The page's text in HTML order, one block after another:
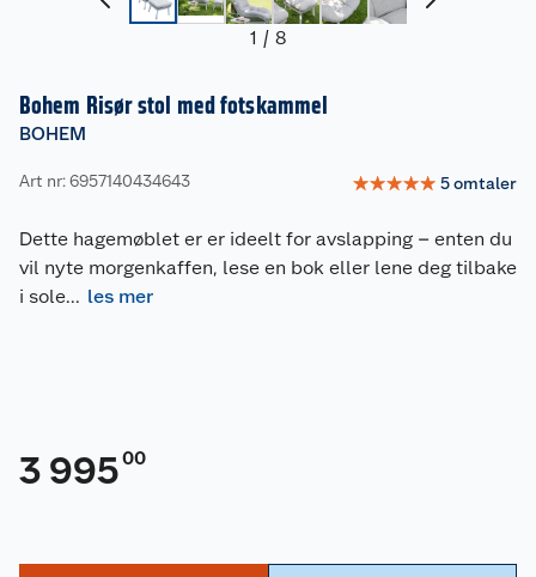
1 / 8
Bohem Risør stol med fotskammel
BOHEM
Art nr: 6957140434643 ☆☆☆☆☆ 5omtaler
Dette hagemøblet er er ideelt for avslapping – enten du
vil nyte morgenkaffen, lese en bok eller lene deg tilbake
i sole... les mer
3 99500